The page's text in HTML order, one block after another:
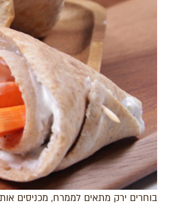
בוחרים ירק מתאים לממרח, מכניסים